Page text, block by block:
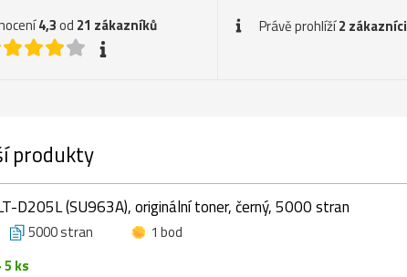
4,3od 21 zákazníků
Právě prohlíží2 zákazníci
produkty
D205L (SU963A), originální toner, černý, 5000 stran
5000 stran
1 bod
5 ks